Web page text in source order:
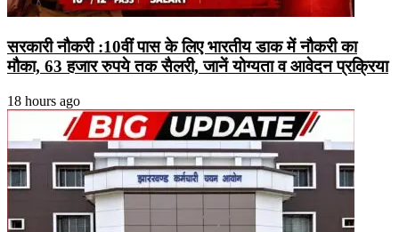
सरकारी नौकरी :10वीं पास के लिए भारतीय डाक में नौकरी का
मौका, 63 हजार रुपये तक सैलरी, जानें योग्यता व आवेदन प्रक्रिया
18 hours ago